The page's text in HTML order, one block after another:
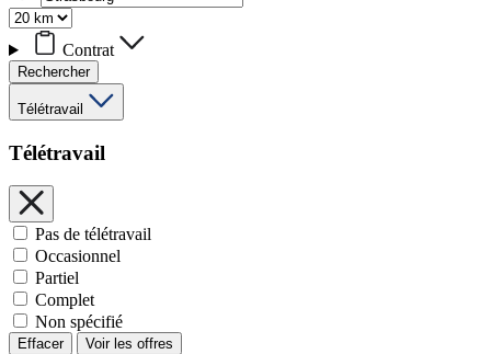
Contrat
Rechercher
Télétravail
Télétravail
Pas de télétravail
Occasionnel
Partiel
Complet
Non spécifié
Effacer Voir les offres